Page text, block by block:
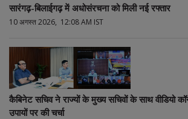
सारंगढ़-बिलाईगढ़ में अधोसंरचना को मिली नई रफ्तार
10 अगस्त 2026, 12:08 AM IST
कैबिनेट सचिव ने राज्यों के मुख्य सचिवों के साथ वीडियो
उपायों पर की चर्चा